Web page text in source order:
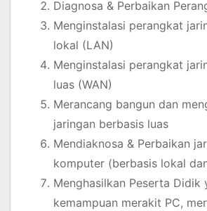
Diagnosa & Perbaikan
Menginstalasi perangkat
lokal (LAN)
Menginstalasi perangkat
luas (WAN)
Merancang bangun dan
jaringan berbasis luas
Mendiaknosa & Perbaikan
komputer (berbasis lokal
Menghasilkan Peserta Didik
kemampuan merakit PC,